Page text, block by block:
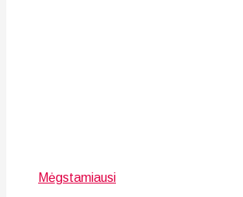
Mėgstamiausi